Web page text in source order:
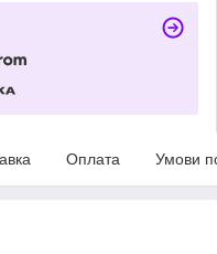
Оплата Умови